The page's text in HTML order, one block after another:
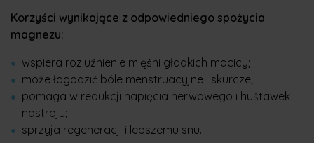
Korzyści wynikające z odpowiedniego spożycia
magnezu:
wspiera rozluźnienie mięśni gładkich macicy;
może łagodzić bóle menstruacyjne i skurcze;
pomaga w redukcji napięcia nerwowego i huśtawek
nastroju;
sprzyja regeneracji i lepszemu snu.